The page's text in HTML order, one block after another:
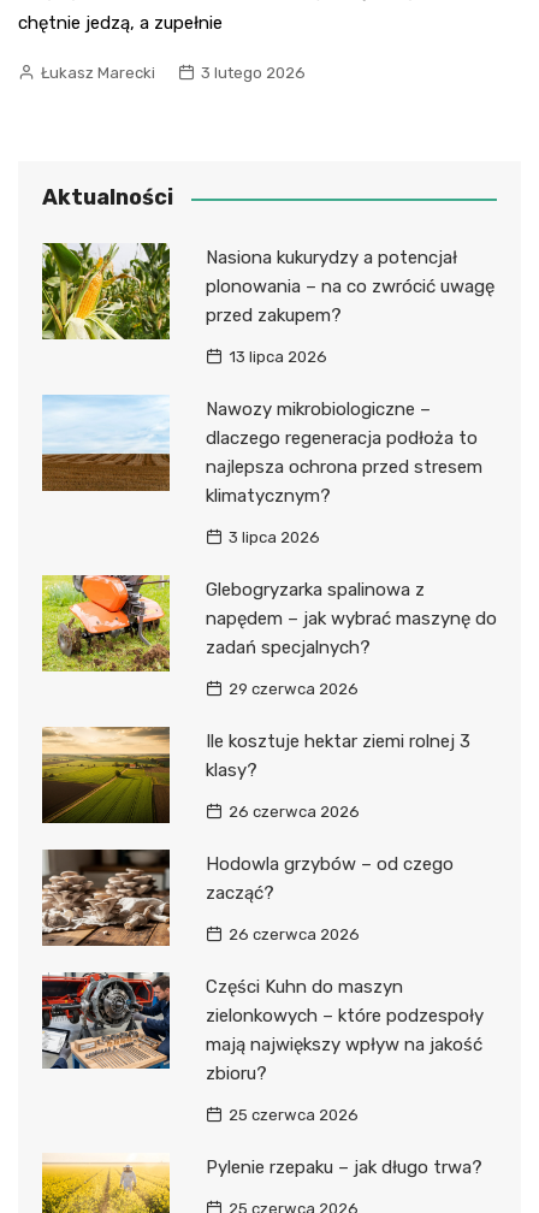
chętnie jedzą, a zupełnie
Łukasz Marecki 3 lutego 2026
Aktualności
Nasiona kukurydzy a potencjał
plonowania – na co zwrócić uwagę
przed zakupem?
13 lipca 2026
Nawozy mikrobiologiczne –
dlaczego regeneracja podłoża to
najlepsza ochrona przed stresem
klimatycznym?
3 lipca 2026
Glebogryzarka spalinowa z
napędem – jak wybrać maszynę do
zadań specjalnych?
29 czerwca 2026
Ile kosztuje hektar ziemi rolnej 3
klasy?
26 czerwca 2026
Hodowla grzybów – od czego
zacząć?
26 czerwca 2026
Części Kuhn do maszyn
zielonkowych – które podzespoły
mają największy wpływ na jakość
zbioru?
25 czerwca 2026
Pylenie rzepaku – jak długo trwa?
25 czerwca 2026